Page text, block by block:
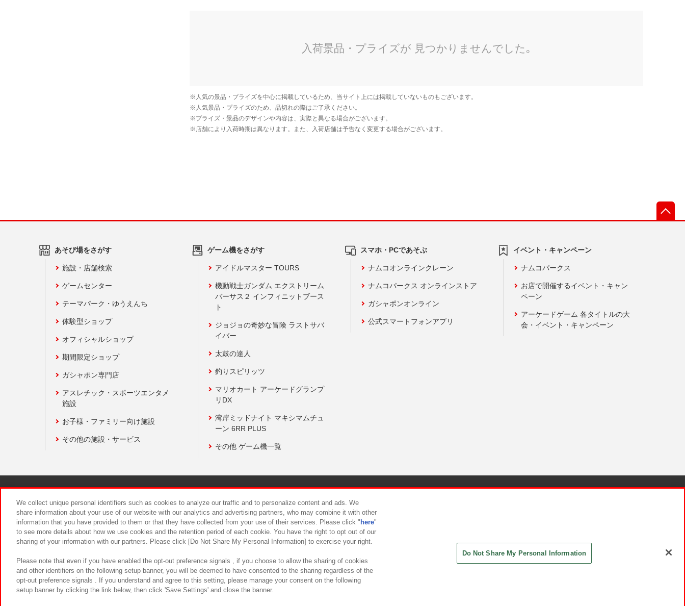
あそび場をさがす
施設・店舗検索
ゲームセンター
テーマパーク・ゆうえんち
体験型ショップ
オフィシャルショップ
期間限定ショップ
ガシャポン専門店
アスレチック・スポーツエンタメ
施設
お子様・ファミリー向け施設
その他の施設・サービス
ゲーム機をさがす
アイドルマスター TOURS
機動戦士ガンダム エクストリーム
バーサス２ インフィニットブース
ト
ジョジョの奇妙な冒険 ラストサバ
イバー
太鼓の達人
釣りスピリッツ
マリオカート アーケードグランプ
リDX
湾岸ミッドナイト マキシマムチュ
ーン 6RR PLUS
その他 ゲーム機一覧
スマホ・PCであそぶ
ナムコオンラインクレーン
ナムコパークス オンラインストア
ガシャポンオンライン
公式スマートフォンアプリ
イベント・キャンペーン
ナムコパークス
お店で開催するイベント・キャン
ペーン
アーケードゲーム 各タイトルの大
会・イベント・キャンペーン
食品のご提供について カスタマーハラスメント対応方針
We collect unique personal identifiers such as cookies to analyze our traffic and to personalize content and ads. We
share information about your use of our website with our analytics and advertising partners, who may combine it with other
information that you have provided to them or that they have collected from your use of their services. Please click " here"
to see more details about how we use cookies and the retention period of each cookie. You have the right to opt out of our
sharing of your information with our partners. Please click [Do Not Share My Personal Information] to exercise your right.
Please note that even if you have enabled the opt-out preference signals , if you choose to allow the sharing of cookies
and other identifiers on the following setup banner, you will be deemed to have consented to the sharing regardless of the
opt-out preference signals . If you understand and agree to this setting, please manage your consent on the following
setup banner by clicking the link below, then click 'Save Settings' and close the banner.
Do Not Share My Personal Information